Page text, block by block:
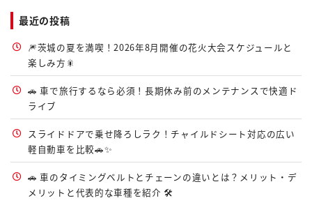
最近の投稿
🎆茨城の夏を満喫！2026年8月開催の花火大会スケジュールと
楽しみ方🎇
🚗 車で旅行するなら必須！長期休み前のメンテナンスで快適ド
ライブ
スライドドアで乗せ降ろしラク！チャイルドシート対応の広い
軽自動車を比較🚗✨
🚗 車のタイミングベルトとチェーンの違いとは？メリット・デ
メリットと代表的な車種を紹介 🛠️